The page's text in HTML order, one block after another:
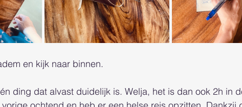
en kijk naar binnen.
ding dat alvast duidelijk is. Welja, het is dan ook 2h in